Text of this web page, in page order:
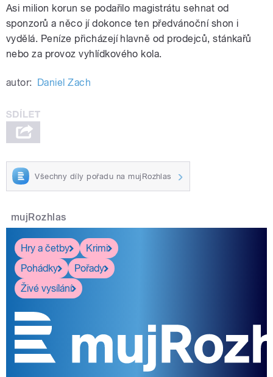
Asi milion korun se podařilo magistrátu sehnat od
sponzorů a něco jí dokonce ten předvánoční shon i
vydělá. Peníze přicházejí hlavně od prodejců, stánkařů
nebo za provoz vyhlídkového kola.
autor: Daniel Zach
Všechny díly pořadu na mujRozhlas
mujRozhlas
Hry a četby
Krimi
Pohádky
Pořady
Živé vysílání